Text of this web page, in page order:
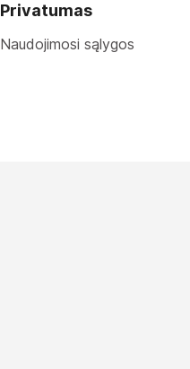
Privatumas
Naudojimosi sąlygos